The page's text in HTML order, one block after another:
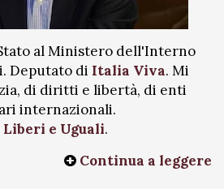
al Ministero dell'Interno
Deputato di Italia Viva. Mi
di diritti e libertà, di enti
internazionali.
Liberi e Uguali.
Continua a leggere